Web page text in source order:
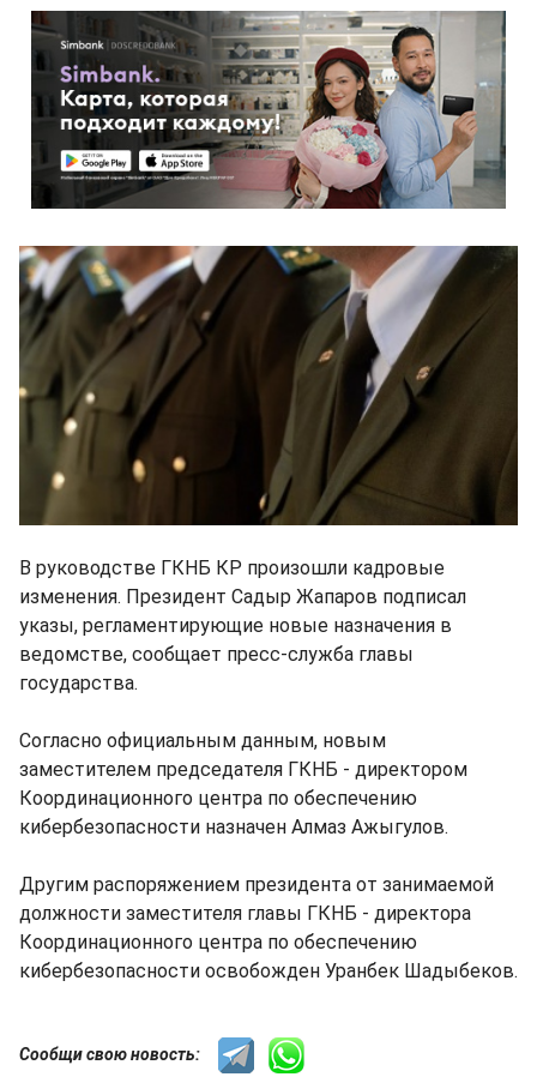
В руководстве ГКНБ КР произошли кадровые
изменения. Президент Садыр Жапаров подписал
указы, регламентирующие новые назначения в
ведомстве, сообщает пресс-служба главы
государства.
Согласно официальным данным, новым
заместителем председателя ГКНБ - директором
Координационного центра по обеспечению
кибербезопасности назначен Алмаз Ажыгулов.
Другим распоряжением президента от занимаемой
должности заместителя главы ГКНБ - директора
Координационного центра по обеспечению
кибербезопасности освобожден Уранбек Шадыбеков.
Сообщи свою новость: